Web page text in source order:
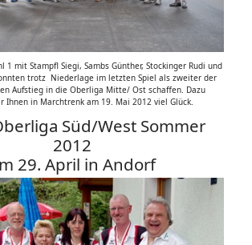
1 mit Stampfl Siegi, Sambs Günther, Stockinger Rudi und
trotz Niederlage im letzten Spiel als zweiter der
Aufstieg in die Oberliga Mitte/ Ost schaffen. Dazu
Ihnen in Marchtrenk am 19. Mai 2012 viel Glück.
Süd/West Sommer
2012
29. April in Andorf